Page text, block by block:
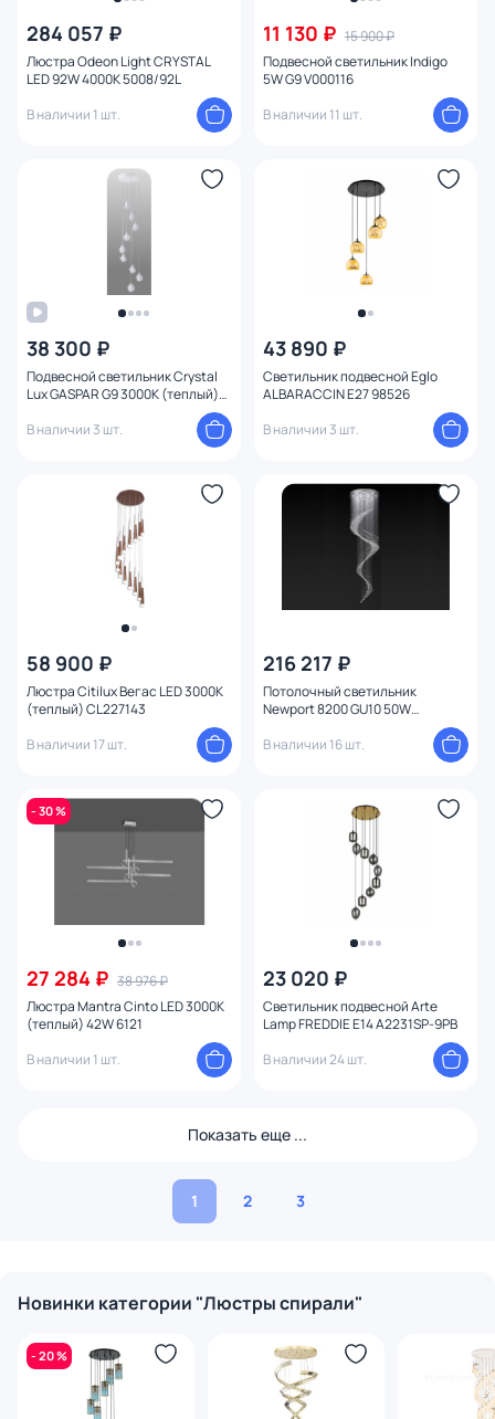
284 057 ₽
Люстра Odeon Light CRYSTAL
LED 92W 4000K 5008/92L
В наличии 1 шт.
11 130 ₽ 15 900 ₽
Подвесной светильник Indigo
5W G9 V000116
В наличии 11 шт.
38 300 ₽
Подвесной светильник Crystal
Lux GASPAR G9 3000К (теплый)
В наличии 3 шт.
43 890 ₽
Светильник подвесной Eglo
ALBARACCIN E27 98526
В наличии 3 шт.
58 900 ₽
Люстра Citilux Вегас LED 3000К
(теплый) CL227143
В наличии 17 шт.
216 217 ₽
Потолочный светильник
Newport 8200 GU10 50W
В наличии 16 шт.
- 30 %
27 284 ₽ 38 976 ₽
Люстра Mantra Cinto LED 3000К
(теплый) 42W 6121
В наличии 1 шт.
23 020 ₽
Светильник подвесной Arte
Lamp FREDDIE E14 A2231SP-9PB
В наличии 24 шт.
Показать еще ...
1 2 3
Новинки категории "Люстры спирали"
- 20 %